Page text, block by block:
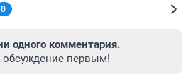
0
одного комментария.
обсуждение первым!